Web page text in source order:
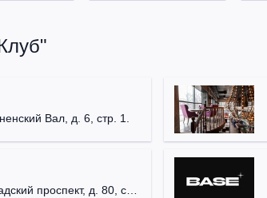
Вал, д. 6, стр. 1.
проспект, д. 80, стр. 17.